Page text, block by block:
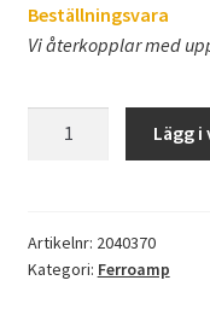
Beställningsvara
Vi återkopplar med
21kW
/
Lägg
Artikelnr: 2040370
Kategori: Ferroamp